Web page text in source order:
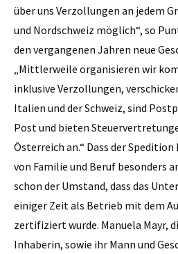
über uns Verzollungen an jedem
und Nordschweiz möglich“, so
den vergangenen Jahren neue
„Mittlerweile organisieren wir
inklusive Verzollungen,
Italien und der Schweiz, sind
Post und bieten
Österreich an.“ Dass der
von Familie und Beruf besonders
schon der Umstand, dass das
einiger Zeit als Betrieb mit dem
zertifiziert wurde. Manuela Mayr,
Inhaberin, sowie ihr Mann und